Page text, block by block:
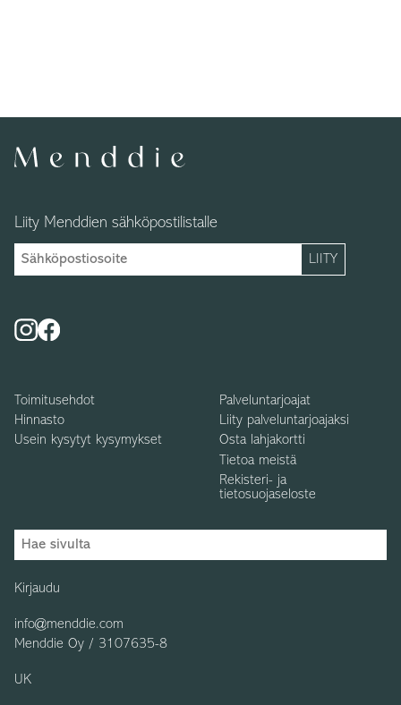
Liity Menddien sähköpostilistalle
Toimitusehdot
Hinnasto
Usein kysytyt kysymykset
Palveluntarjoajat
Liity palveluntarjoajaksi
Osta lahjakortti
Tietoa meistä
Rekisteri- ja
tietosuojaseloste
Kirjaudu
info@menddie.com
Menddie Oy / 3107635-8
UK